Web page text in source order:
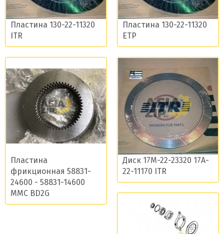
Пластина 130-22-11320
ITR
Пластина 130-22-11320
ETP
Пластина
фрикционная 58831-
24600 - 58831-14600
MMC BD2G
Диск 17M-22-23320 17A-
22-11170 ITR